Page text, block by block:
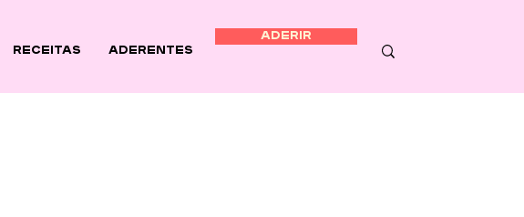
Receitas Aderentes
ADERIR